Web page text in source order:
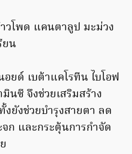
วโพด แคนตาลูป มะม่วง
ยน
ยด์ เบต้าแคโรทีน ไบโอฟ
นซี จึงช่วยเสริมสร้าง
ยังช่วยบำรุงสายตา ลด
ก และกระตุ้นการกำจัด